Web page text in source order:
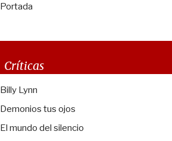
Portada
Críticas
Billy Lynn
Demonios tus ojos
El mundo del silencio